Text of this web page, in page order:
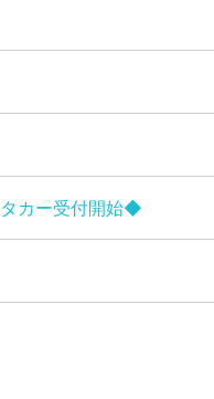
カー受付開始◆